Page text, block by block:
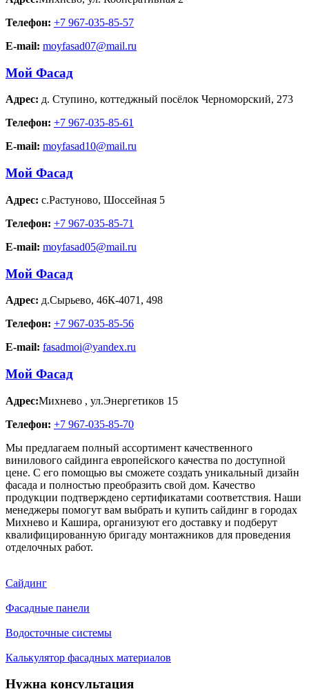
Телефон: +7 967-035-85-57
E-mail: moyfasad07@mail.ru
Мой Фасад
Адрес: д. Ступино, коттеджный посёлок Черноморский, 273
Телефон: +7 967-035-85-61
E-mail: moyfasad10@mail.ru
Мой Фасад
Адрес: с.Растуново, Шоссейная 5
Телефон: +7 967-035-85-71
E-mail: moyfasad05@mail.ru
Мой Фасад
Адрес: д.Сырьево, 46К-4071, 498
Телефон: +7 967-035-85-56
E-mail: fasadmoi@yandex.ru
Мой Фасад
Адрес:Михнево , ул.Энергетиков 15
Телефон: +7 967-035-85-70
Мы предлагаем полный ассортимент качественного
винилового сайдинга европейского качества по доступной
цене. С его помощью вы сможете создать уникальный дизайн
фасада и полностью преобразить свой дом. Качество
продукции подтверждено сертификатами соответствия. Наши
менеджеры помогут вам выбрать и купить сайдинг в городах
Михнево и Кашира, организуют его доставку и подберут
квалифицированную бригаду монтажников для проведения
отделочных работ.
Сайдинг
Фасадные панели
Водосточные системы
Калькулятор фасадных материалов
Нужна консультация